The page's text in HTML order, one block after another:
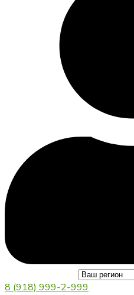
8 (918) 999-2-999